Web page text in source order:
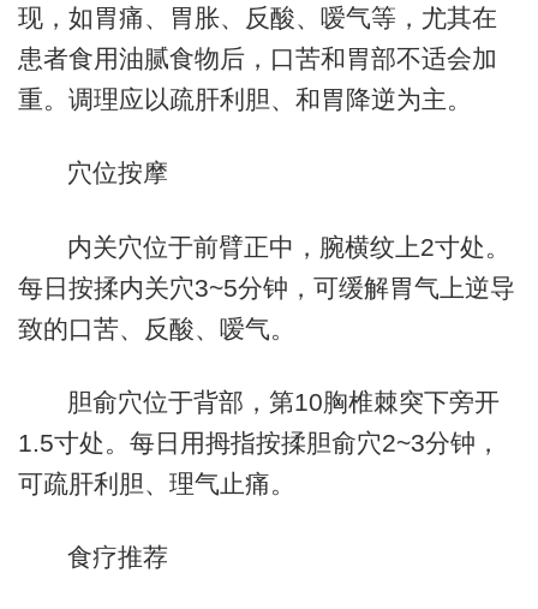
现，如胃痛、胃胀、反酸、嗳气等，尤其在
患者食用油腻食物后，口苦和胃部不适会加
重。调理应以疏肝利胆、和胃降逆为主。
穴位按摩
内关穴位于前臂正中，腕横纹上2寸处。
每日按揉内关穴3~5分钟，可缓解胃气上逆导
致的口苦、反酸、嗳气。
胆俞穴位于背部，第10胸椎棘突下旁开
1.5寸处。每日用拇指按揉胆俞穴2~3分钟，
可疏肝利胆、理气止痛。
食疗推荐